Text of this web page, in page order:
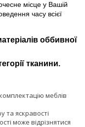
місце у Вашій
часу всієї
оббивної
тканини.
меблів
та яскравості
може відрізнятися